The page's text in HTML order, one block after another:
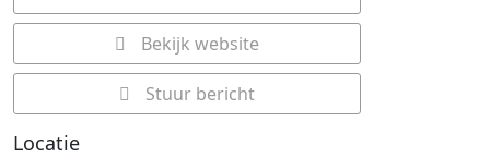
Bekijk website
Stuur bericht
Locatie